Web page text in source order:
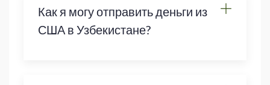
Как я могу отправить деньги из
США в Узбекистане?